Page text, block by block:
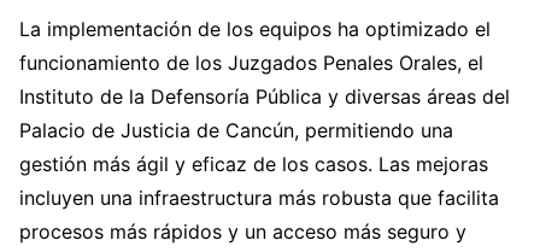
La implementación de los equipos ha optimizado el
funcionamiento de los Juzgados Penales Orales, el
Instituto de la Defensoría Pública y diversas áreas del
Palacio de Justicia de Cancún, permitiendo una
gestión más ágil y eficaz de los casos. Las mejoras
incluyen una infraestructura más robusta que facilita
procesos más rápidos y un acceso más seguro y